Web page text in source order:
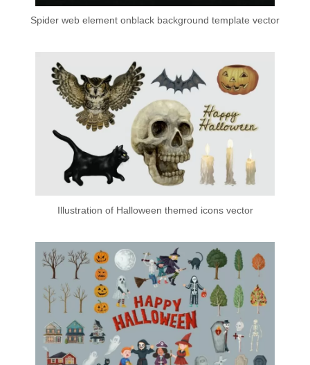
Spider web element onblack background template vector
Illustration of Halloween themed icons vector